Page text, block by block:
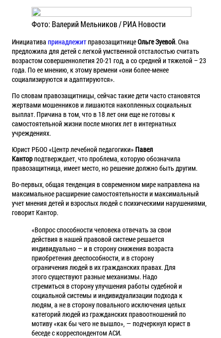
Фото: Валерий Мельников / РИА Новости
Инициатива принадлежитправозащитницеОльге Зуевой. Она
предложила для детей с легкой умственной отсталостью считать
возрастом совершеннолетия 20-21 год, а со средней и тяжелой – 23
года. По ее мнению, к этому времени «они более-менее
социализируются и адаптируются».
По словам правозащитницы, сейчас такие дети часто становятся
жертвами мошенников и лишаются накопленных социальных
выплат. Причина в том, что в 18 лет они еще не готовы к
самостоятельной жизни после многих лет в интернатных
учреждениях.
Юрист РБОО «Центр лечебной педагогики» Павел
Канторподтверждает, что проблема, которую обозначила
правозащитница, имеет место, но решение должно быть другим.
Во-первых, общая тенденция в современном мире направлена на
максимальное расширение самостоятельности и максимальный
учет мнения детей и взрослых людей с психическими нарушениями,
говорит Кантор.
«Вопрос способности человека отвечать за свои
действия в нашей правовой системе решается
индивидуально — и в сторону снижения возраста
приобретения дееспособности, и в сторону
ограничения людей в их гражданских правах. Для
этого существуют разные механизмы. Надо
стремиться в сторону улучшения работы судебной и
социальной системы и индивидуализации подхода к
людям, а не в сторону повального исключения целых
категорий людей из гражданских правоотношений по
мотиву «как бы чего не вышло», — подчеркнул юрист в
беседе с корреспондентом АСИ.